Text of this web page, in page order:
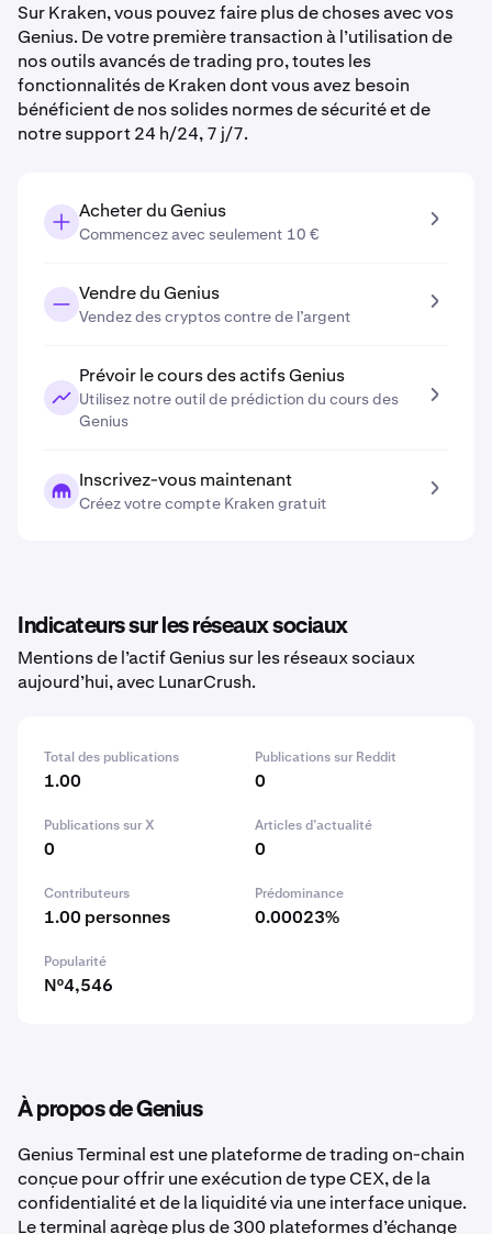
Sur Kraken, vous pouvez faire plus de choses avec vos
Genius. De votre première transaction à l’utilisation de
nos outils avancés de trading pro, toutes les
fonctionnalités de Kraken dont vous avez besoin
bénéficient de nos solides normes de sécurité et de
notre support 24 h/24, 7 j/7.
Acheter du Genius
Commencez avec seulement 10 €
Vendre du Genius
Vendez des cryptos contre de l’argent
Prévoir le cours des actifs Genius
Utilisez notre outil de prédiction du cours des
Genius
Inscrivez-vous maintenant
Créez votre compte Kraken gratuit
Indicateurs sur les réseaux sociaux
Mentions de l’actif Genius sur les réseaux sociaux
aujourd’hui, avec LunarCrush.
Total des publications
1.00
Publications sur Reddit
0
Publications sur X
0
Articles d’actualité
0
Contributeurs
1.00 personnes
Prédominance
0.00023%
Popularité
N°4,546
À propos de Genius
Genius Terminal est une plateforme de trading on-chain
conçue pour offrir une exécution de type CEX, de la
confidentialité et de la liquidité via une interface unique.
Le terminal agrège plus de 300 plateformes d’échange